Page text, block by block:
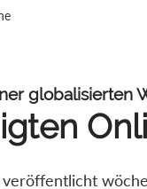
globalisierten